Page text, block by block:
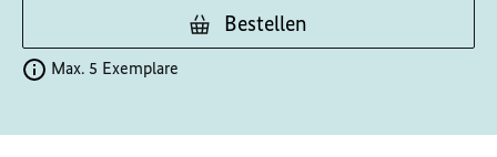
Bestellen
Max. 5 Exemplare